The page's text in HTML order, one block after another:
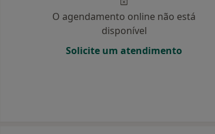
O agendamento online não está
disponível
Solicite um atendimento